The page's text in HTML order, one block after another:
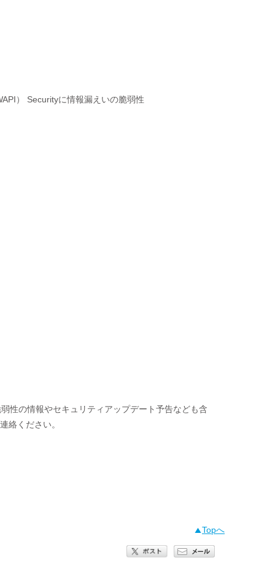
） Securityに情報漏えいの脆弱性
性の情報やセキュリティアップデート予告なども含
絡ください。
Topへ